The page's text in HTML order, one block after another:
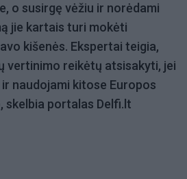
o susirgę vėžiu ir norėdami
jie kartais turi mokėti
kišenės. Ekspertai teigia,
vertinimo reikėtų atsisakyti, jei
naudojami kitose Europos
skelbia portalas Delfi.lt